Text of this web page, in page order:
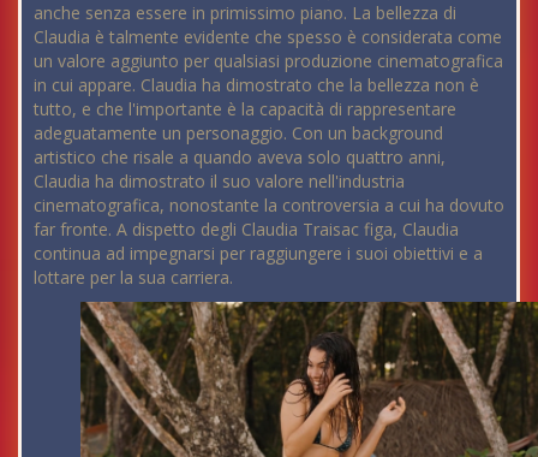
anche senza essere in primissimo piano. La bellezza di
Claudia è talmente evidente che spesso è considerata come
un valore aggiunto per qualsiasi produzione cinematografica
in cui appare. Claudia ha dimostrato che la bellezza non è
tutto, e che l'importante è la capacità di rappresentare
adeguatamente un personaggio. Con un background
artistico che risale a quando aveva solo quattro anni,
Claudia ha dimostrato il suo valore nell'industria
cinematografica, nonostante la controversia a cui ha dovuto
far fronte. A dispetto degli Claudia Traisac figa, Claudia
continua ad impegnarsi per raggiungere i suoi obiettivi e a
lottare per la sua carriera.